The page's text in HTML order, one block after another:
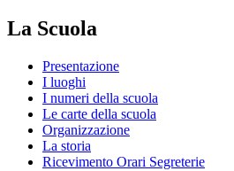
La Scuola
Presentazione
I luoghi
I numeri della scuola
Le carte della scuola
Organizzazione
La storia
Ricevimento Orari Segreterie